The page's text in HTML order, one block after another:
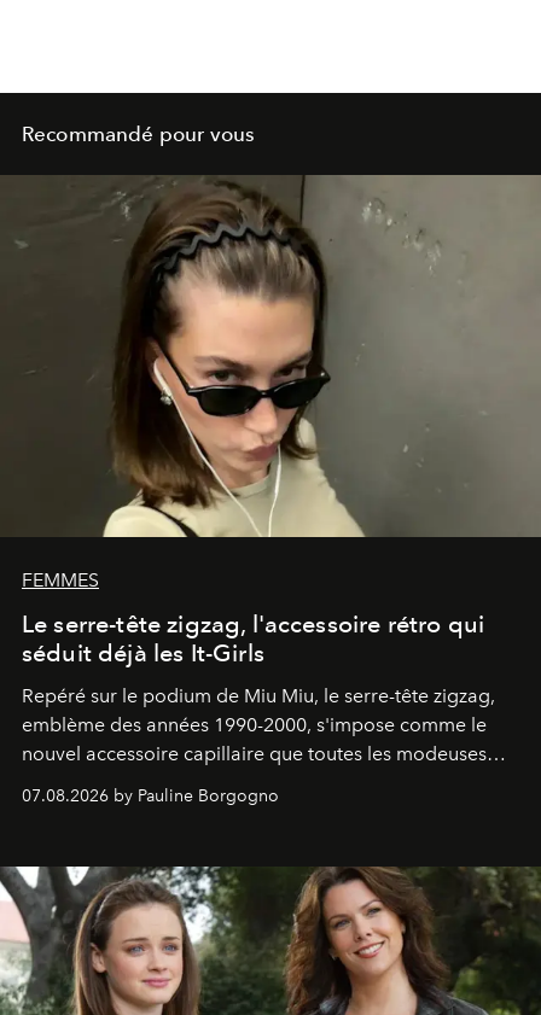
Recommandé pour vous
FEMMES
Le serre-tête zigzag, l'accessoire rétro qui
séduit déjà les It-Girls
Repéré sur le podium de Miu Miu, le serre-tête zigzag,
emblème des années 1990-2000, s'impose comme le
nouvel accessoire capillaire que toutes les modeuses
s'arrachent déjà.
07.08.2026 by Pauline Borgogno